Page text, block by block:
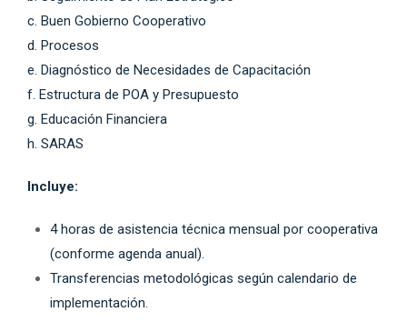
c. Buen Gobierno Cooperativo
d. Procesos
e. Diagnóstico de Necesidades de Capacitación
f. Estructura de POA y Presupuesto
g. Educación Financiera
h. SARAS
Incluye:
4 horas de asistencia técnica mensual por cooperativa
(conforme agenda anual).
Transferencias metodológicas según calendario de
implementación.